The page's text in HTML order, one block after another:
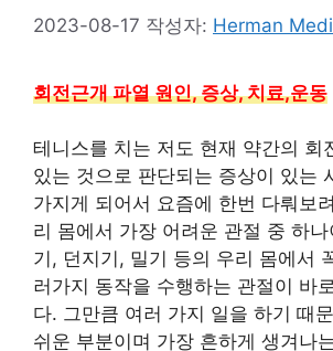
2023-08-17 작성자: Herman
회전근개 파열 원인, 증상, 치료,운동
테니스를 치는 저도 현재 약간의 회
있는 것으로 판단되는 증상이 있는
가지게 되어서 요즘에 한번 다뤄보
리 몸에서 가장 어려운 관절 중 하
기, 던지기, 밀기 등의 우리 몸에서
러가지 동작을 수행하는 관절이 바
다. 그만큼 여러 가지 일을 하기 때
쉬운 부분이며 가장 흔하게 생겨나